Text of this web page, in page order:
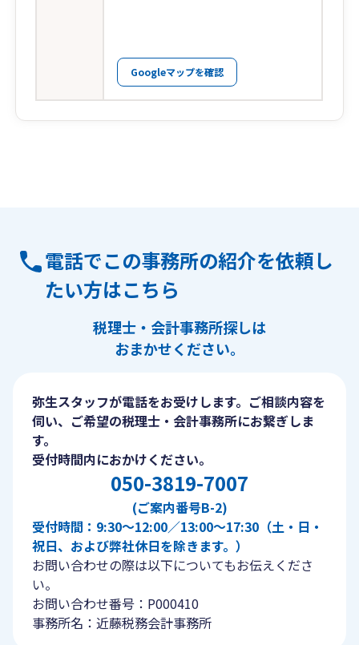
Googleマップを確認
電話でこの事務所の紹介を依頼し
たい方はこちら
税理士・会計事務所探しは
おまかせください。
弥生スタッフが電話をお受けします。ご相談内容を
伺い、ご希望の税理士・会計事務所にお繋ぎしま
す。
受付時間内におかけください。
050-3819-7007
(ご案内番号B-2)
受付時間：9:30〜12:00／13:00〜17:30（土・日・
祝日、および弊社休日を除きます。）
お問い合わせの際は以下についてもお伝えくださ
い。
お問い合わせ番号：P000410
事務所名：近藤税務会計事務所